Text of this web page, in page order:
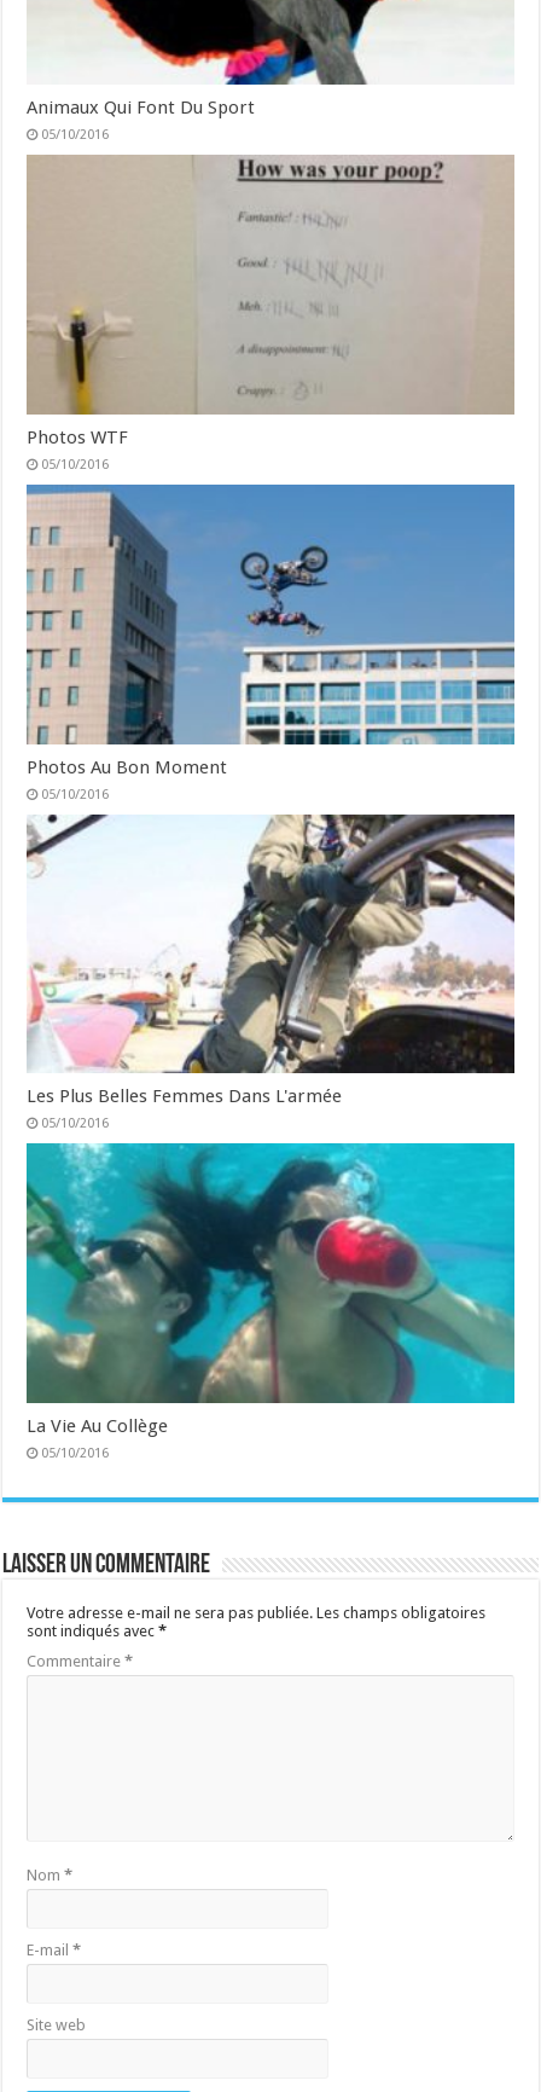
Animaux Qui Font Du Sport
05/10/2016
Photos WTF
05/10/2016
Photos Au Bon Moment
05/10/2016
Les Plus Belles Femmes Dans L'armée
05/10/2016
La Vie Au Collège
05/10/2016
Laisser un commentaire
Votre adresse e-mail ne sera pas publiée. Les champs obligatoires
sont indiqués avec*
Commentaire*
Nom*
E-mail*
Site web